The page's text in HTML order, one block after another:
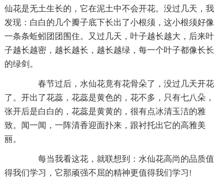
仙花是无土生长的，它在泥土中不会开花。没过几天，我
发现：白白的几个瓣子底下长出了小根须，这小根须好像
一条条蚯蚓团团围住。又过几天，叶子越长越大，后来叶
子越长越密，越长越长，越长越绿，每一个叶子都像长长
的绿剑。
春节过后，水仙花竟有花骨朵了，没过几天开花
了。开出了花蕊，花蕊是黄色的，花不多，只有七八朵，
张开后是白白的，花蕊是黄黄的，很有点冰清玉洁的雅
致。闻一闻，一阵清香迎面扑来，跟衬托出它的高雅美
丽。
每当我看这花，就联想到：水仙花高尚的品质值
得我们学习，它那顽强不屈的精神更值得我们学习!